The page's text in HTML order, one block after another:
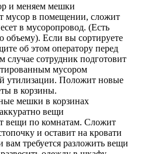
и меняем мешки
мусор в помещении, сложит
в мусоропровод. (Есть
объему). Если вы сортируете
об этом оператору перед
случае сотрудник подготовит
мусором
утилизации. Положит новые
в корзины.
мешки в корзинах
вещи
вещи по комнатам. Сложит
и оставит на кровати
вам требуется разложить вещи